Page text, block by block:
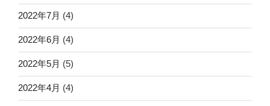
2022年7月 (4)
2022年6月 (4)
2022年5月 (5)
2022年4月 (4)